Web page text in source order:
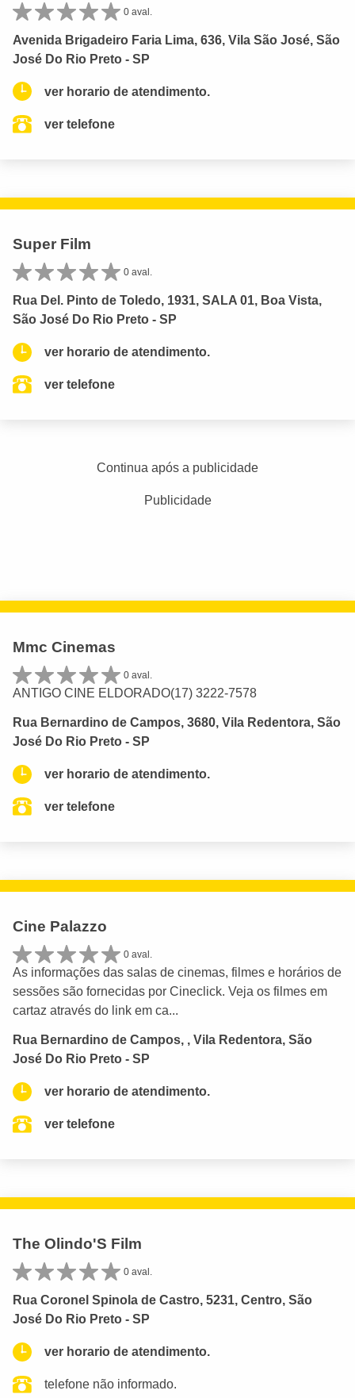
0 aval.
Avenida Brigadeiro Faria Lima, 636, Vila São José, São
José Do Rio Preto - SP
ver horario de atendimento.
ver telefone
Super Film
0 aval.
Rua Del. Pinto de Toledo, 1931, SALA 01, Boa Vista,
São José Do Rio Preto - SP
ver horario de atendimento.
ver telefone
Continua após a publicidade
Publicidade
Mmc Cinemas
0 aval.
ANTIGO CINE ELDORADO(17) 3222-7578
Rua Bernardino de Campos, 3680, Vila Redentora, São
José Do Rio Preto - SP
ver horario de atendimento.
ver telefone
Cine Palazzo
0 aval.
As informações das salas de cinemas, filmes e horários de
sessões são fornecidas por Cineclick. Veja os filmes em
cartaz através do link em ca...
Rua Bernardino de Campos, , Vila Redentora, São
José Do Rio Preto - SP
ver horario de atendimento.
ver telefone
The Olindo'S Film
0 aval.
Rua Coronel Spinola de Castro, 5231, Centro, São
José Do Rio Preto - SP
ver horario de atendimento.
telefone não informado.